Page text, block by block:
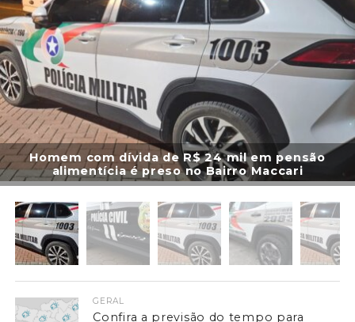
Homem com dívida de R$ 24 mil em pensão
alimentícia é preso no Bairro Maccari
GERAL
Confira a previsão do tempo para